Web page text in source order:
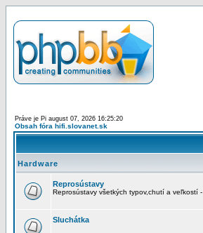
Práve je Pi august 07, 2026 16:25:20
Obsah fóra hifi.slovanet.sk
Hardware
Reprosústavy
Reprosústavy všetkých typov,chutí a veľkostí
Sluchátka